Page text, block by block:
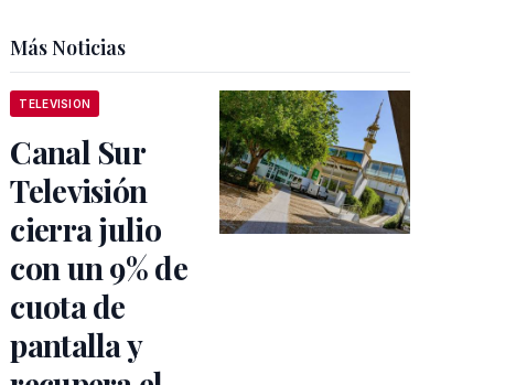
Más Noticias
TELEVISION
Canal Sur
Televisión
cierra julio
con un 9% de
cuota de
pantalla y